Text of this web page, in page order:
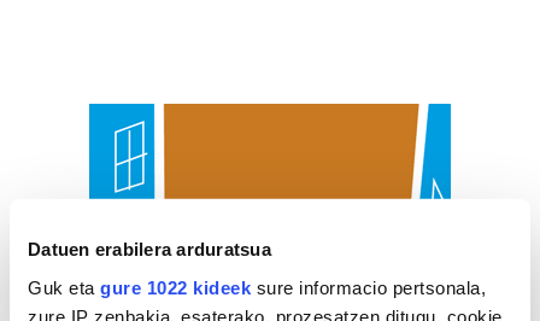
Datuen erabilera arduratsua
Guk eta gure 1022 kideek sure informacio pertsonala,
zure IP zenbakia, esaterako, prozesatzen ditugu, cookie